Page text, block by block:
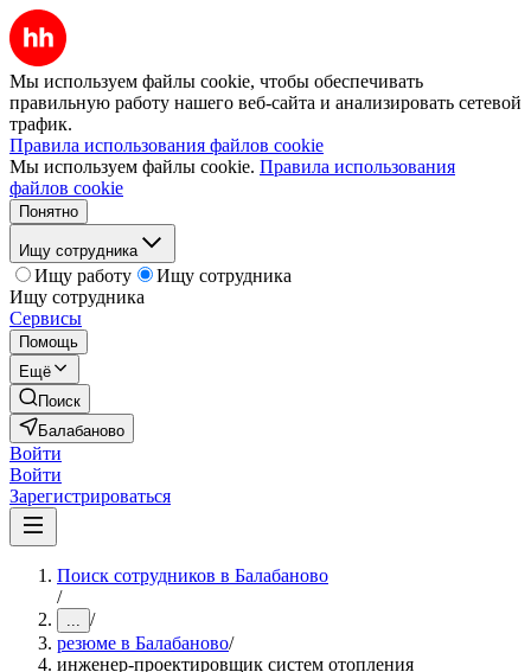
Мы используем файлы cookie, чтобы обеспечивать
правильную работу нашего веб-сайта и анализировать сетевой
трафик.
Правила использования файлов cookie
Мы используем файлы cookie. Правила использования
файлов cookie
Понятно
Ищу сотрудника
Ищу работу
Ищу сотрудника
Ищу сотрудника
Сервисы
Помощь
Ещё
Поиск
Балабаново
Войти
Войти
Зарегистрироваться
Поиск сотрудников в Балабаново
/
... /
резюме в Балабаново/
инженер-проектировщик систем отопления